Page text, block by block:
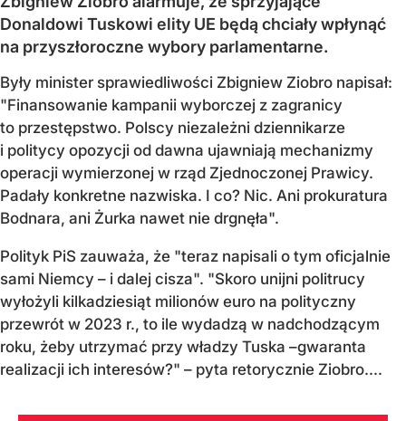
Donaldowi Tuskowi elity UE będą chciały wpłynąć
na przyszłoroczne wybory parlamentarne.
Były minister sprawiedliwości Zbigniew Ziobro napisał:
"Finansowanie kampanii wyborczej z zagranicy
to przestępstwo. Polscy niezależni dziennikarze
i politycy opozycji od dawna ujawniają mechanizmy
operacji wymierzonej w rząd Zjednoczonej Prawicy.
Padały konkretne nazwiska. I co? Nic. Ani prokuratura
Bodnara, ani Żurka nawet nie drgnęła".
Polityk PiS zauważa, że "teraz napisali o tym oficjalnie
sami Niemcy – i dalej cisza". "Skoro unijni politrucy
wyłożyli kilkadziesiąt milionów euro na polityczny
przewrót w 2023 r., to ile wydadzą w nadchodzącym
roku, żeby utrzymać przy władzy Tuska –gwaranta
realizacji ich interesów?" – pyta retorycznie Ziobro....